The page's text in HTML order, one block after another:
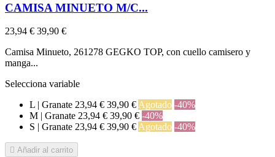
CAMISA MINUETO M/C...
23,94 € 39,90 €
Camisa Minueto, 261278 GEGKO TOP, con cuello camisero y
manga...
Selecciona variable
L | Granate 23,94 € 39,90 € Agotado -40%
M | Granate 23,94 € 39,90 € -40%
S | Granate 23,94 € 39,90 € Agotado -40%
 Añadir al carrito